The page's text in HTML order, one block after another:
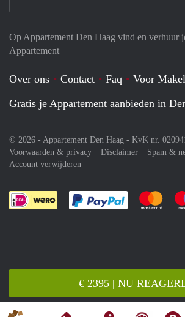
€ 2395 | NU
Op Appartement Den Haag vind en verhuur
Appartement
Over ons Contact Faq Voor
Gratis je Appartement aanbieden in
© 2026 - Appartement Den Haag - KvK nr.
Voorwaarden & privacy
Disclaimer
Spam &
Account verwijderen
Je rekent Je